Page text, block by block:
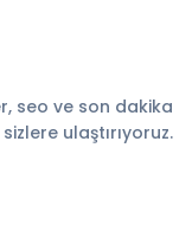
seo ve son dakika
ulaştırıyoruz.